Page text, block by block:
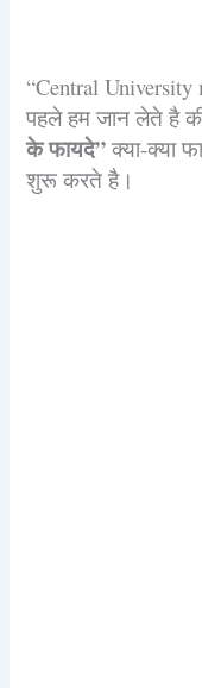
“Central
पहले हम जान लेते है
के फायदे” क्या-क्या
शुरू करते है।